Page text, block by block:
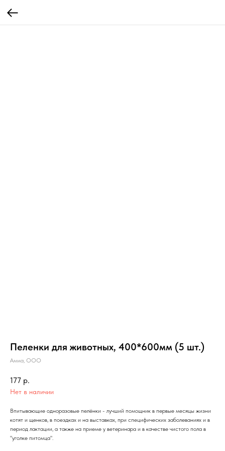
Пеленки для животных, 400*600мм (5 шт.)
Амма, ООО
177 р.
Нет в наличии
Впитывающие одноразовые пелёнки - лучший помощник в первые месяцы жизни
котят и щенков, в поездках и на выставках, при специфических заболеваниях и в
период лактации, а также на приеме у ветеринара и в качестве чистого пола в
"уголке питомца".